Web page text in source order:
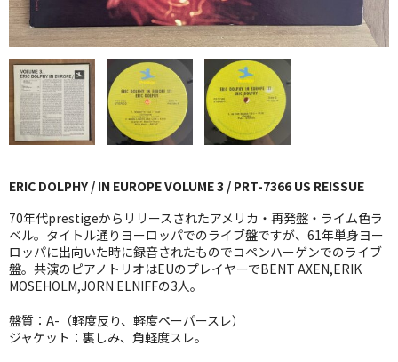
JAZZ-US
BLUE NOTE
JAZZ-EU
JAZZ-JP
J-POP
ROCK
FOLK,SSW
その他
ERIC DOLPHY / IN EUROPE VOLUME 3 / PRT-7366 US REISSUE
70年代prestigeからリリースされたアメリカ・再発盤・ライム色ラ
ベル。タイトル通りヨーロッパでのライブ盤ですが、61年単身ヨー
ロッパに出向いた時に録音されたものでコペンハーゲンでのライブ
盤。共演のピアノトリオはEUのプレイヤーでBENT AXEN,ERIK
MOSEHOLM,JORN ELNIFFの3人。
盤質：A-（軽度反り、軽度ペーパースレ）
ジャケット：裏しみ、角軽度スレ。